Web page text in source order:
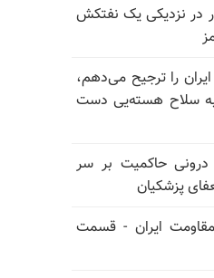
در نزدیکی یک نفتکش
را ترجیح می‌دهم،
به سلاح هسته‌یی دست
حاکمیت بر سر
پزشکیان
ایران - قسمت